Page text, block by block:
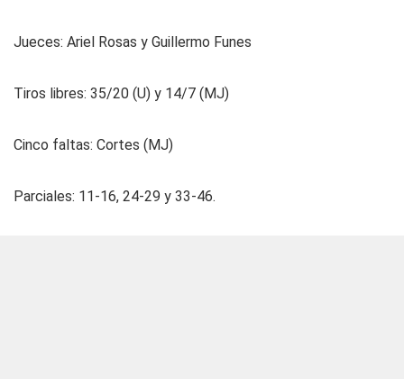
Jue­ces: Ariel Rosas y Guillermo Funes
Ti­ros li­bres: 35/20 (U) y 14/7 (MJ)
Cin­co fal­tas: Cortes (MJ)
Par­cia­les: 11-16, 24-29 y 33-46.